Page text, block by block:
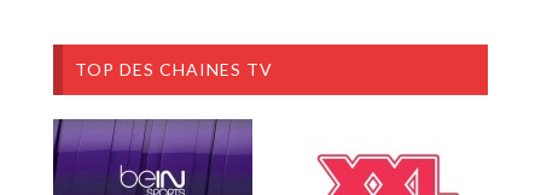
TOP DES CHAINES TV